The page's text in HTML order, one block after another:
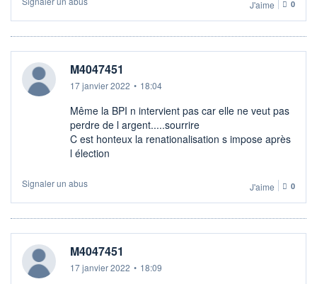
J'aime 0
M4047451
17 janvier 2022 • 18:04
Même la BPI n intervient pas car elle ne veut pas
perdre de l argent.....sourrire
C est honteux la renationalisation s impose après
l élection
Signaler un abus J'aime 0
M4047451
17 janvier 2022 • 18:09